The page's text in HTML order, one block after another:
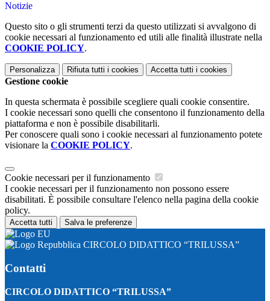
Notizie
Questo sito o gli strumenti terzi da questo utilizzati si avvalgono di
cookie necessari al funzionamento ed utili alle finalità illustrate nella
COOKIE POLICY.
Personalizza Rifiuta tutti i cookies Accetta tutti i cookies
Gestione cookie
In questa schermata è possibile scegliere quali cookie consentire.
I cookie necessari sono quelli che consentono il funzionamento della
piattaforma e non è possibile disabilitarli.
Per conoscere quali sono i cookie necessari al funzionamento potete
visionare la COOKIE POLICY.
Cookie necessari per il funzionamento
I cookie necessari per il funzionamento non possono essere
disabilitati. È possibile consultare l'elenco nella pagina della cookie
policy.
Accetta tutti Salva le preferenze
CIRCOLO DIDATTICO “TRILUSSA”
Contatti
CIRCOLO DIDATTICO “TRILUSSA”